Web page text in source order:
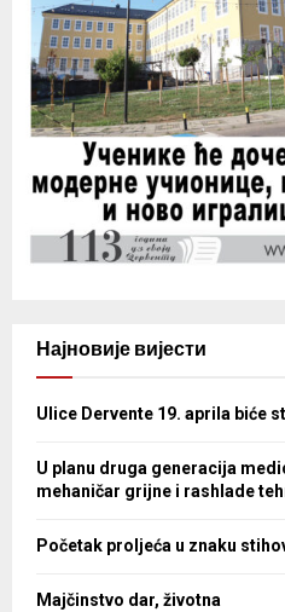
Најновије вијести
Ulice Dervente 19. aprila biće
U planu druga generacija
mehaničar grijne i rashlade
Početak proljeća u znaku
Majčinstvo dar, životna